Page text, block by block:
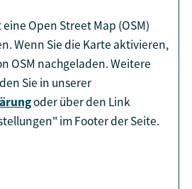
Open Street Map (OSM)
Wenn Sie die Karte aktivieren,
OSM nachgeladen. Weitere
Sie in unserer
oder über den Link
im Footer der Seite.